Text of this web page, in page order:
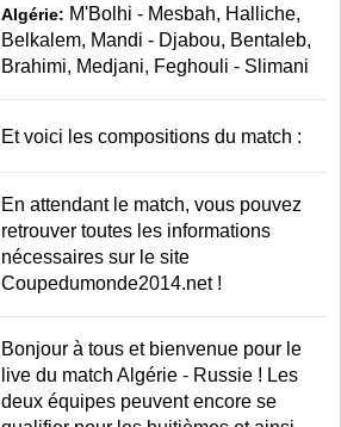
Algérie: M'Bolhi - Mesbah, Halliche,
Belkalem, Mandi - Djabou, Bentaleb,
Brahimi, Medjani, Feghouli - Slimani
Et voici les compositions du match :
En attendant le match, vous pouvez
retrouver toutes les informations
nécessaires sur le site
Coupedumonde2014.net !
Bonjour à tous et bienvenue pour le
live du match Algérie - Russie ! Les
deux équipes peuvent encore se